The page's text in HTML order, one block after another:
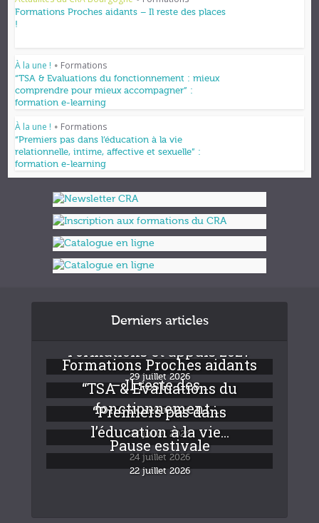
Formations Proches aidants – Il reste des places
!
À la une ! • Formations
“TSA & Evaluations du fonctionnement : mieux
comprendre pour mieux accompagner” :
formation e-learning
À la une ! • Formations
“Premiers pas dans l’éducation à la vie
relationnelle, intime, affective et sexuelle” :
formation e-learning
Derniers articles
Formations et appuis 2027
29 juillet 2026
Formations Proches aidants
– Il reste des...
24 juillet 2026
“TSA & Evaluations du
fonctionnement :...
24 juillet 2026
“Premiers pas dans
l’éducation à la vie...
24 juillet 2026
Pause estivale
22 juillet 2026